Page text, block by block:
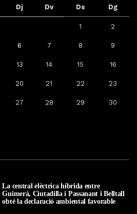
Dj Dv Ds Dg
1 2
6 7 8 9
13 14 15 16
20 21 22 23
27 28 29 30
La central elèctrica híbrida entre
Guimerà, Ciutadilla i Passanant i Belltall
obté la declaració ambiental favorable